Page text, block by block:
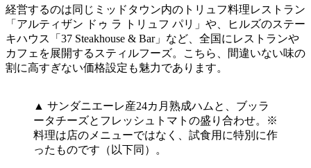
経営するのは同じミッドタウン内のトリュフ料理レストラン
「アルティザン ドゥ ラ トリュフ パリ」や、ヒルズのステー
キハウス「37 Steakhouse & Bar」など、全国にレストランや
カフェを展開するスティルフーズ。こちら、間違いない味の
割に高すぎない価格設定も魅力であります。
▲ サンダニエーレ産24カ月熟成ハムと、ブッラ
ータチーズとフレッシュトマトの盛り合わせ。※
料理は店のメニューではなく、試食用に特別に作
ったものです（以下同）。